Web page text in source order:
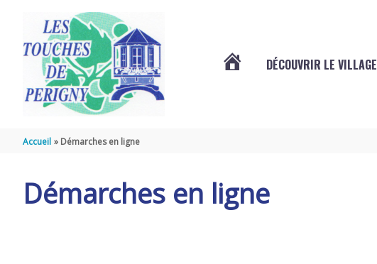
DÉCOUVRIR LE VILLAGE
Accueil Démarches en ligne
Démarches en ligne